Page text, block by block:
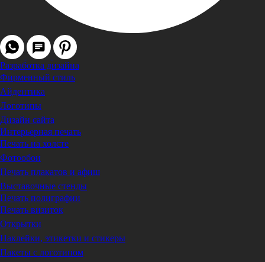
Разработка дизайна
Фирменный стиль
Айдентика
Логотипы
Дизайн сайта
Интерьерная печать
Печать на холсте
Фотообои
Печать плакатов и афиш
Выставочные стенды
Печать полиграфии
Печать визиток
Открытки
Наклейки, этикетки и стикеры
Пакеты с логотипом